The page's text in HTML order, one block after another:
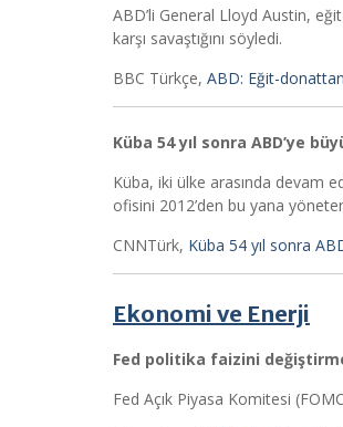
ABD’li General Lloyd Austin,
karşı savaştığını söyledi.
BBC Türkçe, ABD: Eğit-
Küba 54 yıl sonra ABD’ye
Küba, iki ülke arasında devam
ofisini 2012’den bu yana
CNNTürk, Küba 54 yıl sonra
Ekonomi ve Enerji
Fed politika faizini
Fed Açık Piyasa Komitesi